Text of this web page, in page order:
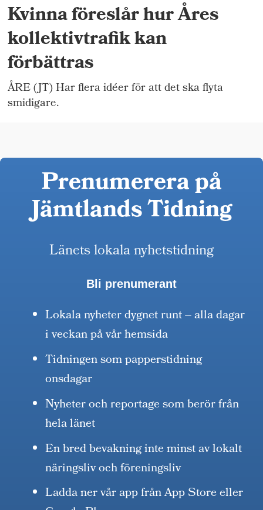
Kvinna föreslår hur Åres
kollektivtrafik kan
förbättras
ÅRE (JT) Har flera idéer för att det ska flyta
smidigare.
Prenumerera på
Jämtlands Tidning
Länets lokala nyhetstidning
Bli prenumerant
Lokala nyheter dygnet runt – alla dagar
i veckan på vår hemsida
Tidningen som papperstidning
onsdagar
Nyheter och reportage som berör från
hela länet
En bred bevakning inte minst av lokalt
näringsliv och föreningsliv
Ladda ner vår app från App Store eller